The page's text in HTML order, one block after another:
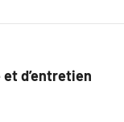
d’entretien